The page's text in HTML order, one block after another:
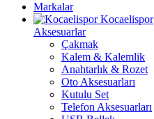
Markalar
Kocaelispor
Aksesuarlar
Çakmak
Kalem & Kalemlik
Anahtarlık & Rozet
Oto Aksesuarları
Kutulu Set
Telefon Aksesuarları